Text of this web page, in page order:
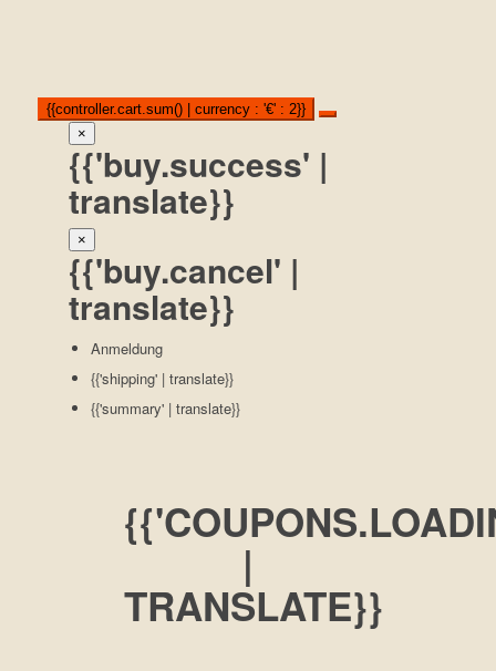
{{controller.cart.sum() | currency : '€' : 2}}
×
{{'buy.success' |
translate}}
×
{{'buy.cancel' |
translate}}
Anmeldung
{{'shipping' | translate}}
{{'summary' | translate}}
|
TRANSLATE}}